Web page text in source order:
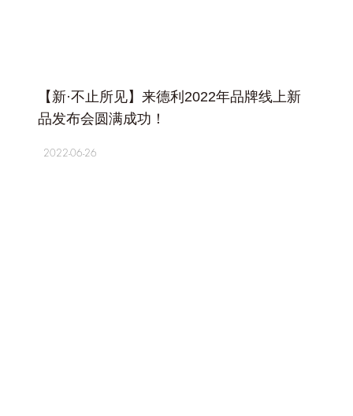
【新·不止所见】来德利2022年品牌线上新
品发布会圆满成功！
2022-06-26